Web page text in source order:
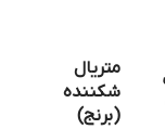
متریال
شکننده
(برنج)